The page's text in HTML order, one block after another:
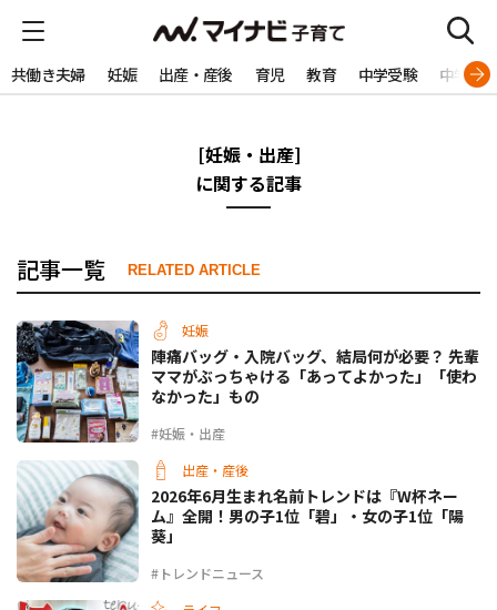
共働き夫婦 妊娠 出産・産後 育児 教育 中学受験 中学生
[妊娠・出産]
に関する記事
記事一覧 RELATED ARTICLE
妊娠
#妊娠・出産
陣痛バッグ・入院バッグ、結局何が必要？ 先輩
ママがぶっちゃける「あってよかった」「使わ
なかった」もの
出産・産後
#トレンドニュース
2026年6月生まれ名前トレンドは『W杯ネー
ム』全開！男の子1位「碧」・女の子1位「陽
葵」